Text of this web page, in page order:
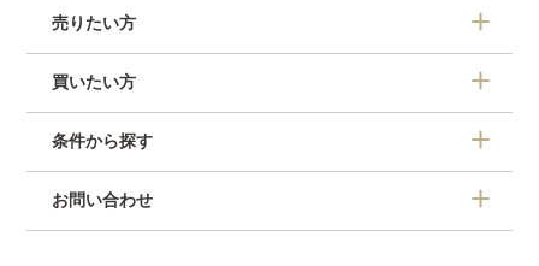
売りたい方
買いたい方
条件から探す
お問い合わせ